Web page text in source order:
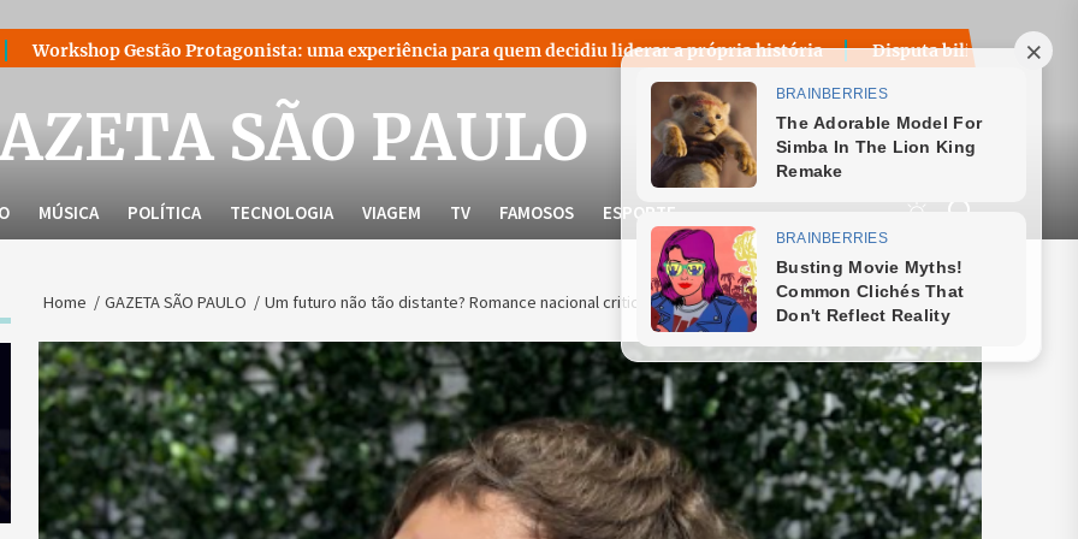
Protagonista: uma experiência para quem decidiu liderar a própria história Disputa bilionária sobre royalties do
SÃO PAULO
MÚSICA POLÍTICA TECNOLOGIA VIAGEM TV FAMOSOS ESPORTE
Home GAZETA SÃO PAULO Um futuro não tão distante? Romance nacional critica a falta de políticas para pessoas intersexo